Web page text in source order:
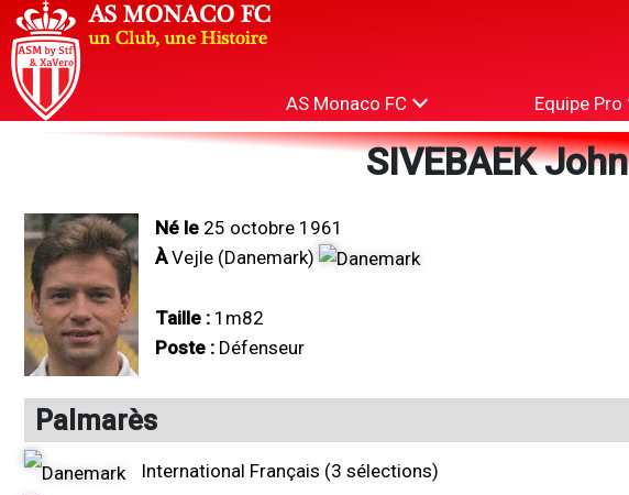
AS Monaco FC Equipe Pro
SIVEBAEK John
Né le 25 octobre 1961
ÀVejle (Danemark)
Taille : 1m82
Poste : Défenseur
Palmarès
International Français (3 sélections)